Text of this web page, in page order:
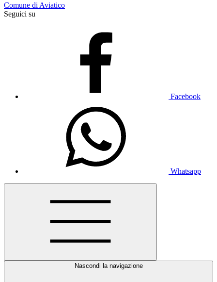
Comune di Aviatico
Seguici su
Facebook
Whatsapp
Nascondi la navigazione